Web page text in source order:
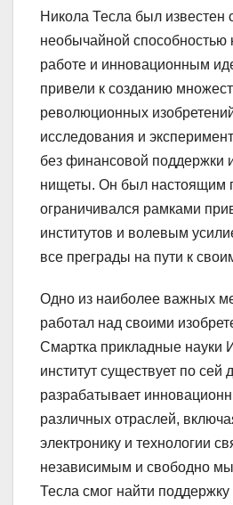
Никола Тесла был известен
необычайной способностью
работе и инновационным
привели к созданию
революционных
исследования и
без финансовой поддержки
нищеты. Он был настоящим
ограничивался рамками
институтов и волевым
все преграды на пути к
Одно из наиболее важных
работал над своими
Смартка прикладные науки
институт существует по сей
разрабатывает
различных отраслей,
электронику и технологии
независимым и свободно
Тесла смог найти поддержку